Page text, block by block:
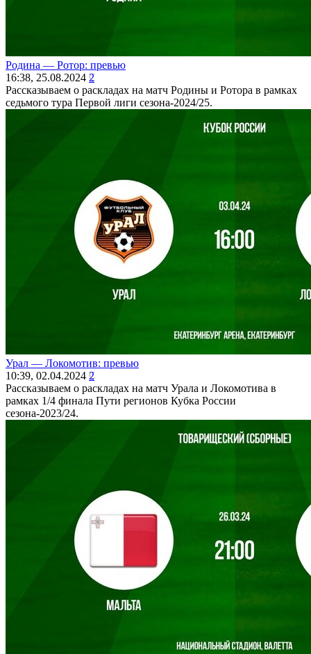
Родина ― Ротор: превью
16:38, 25.08.2024 2
Рассказываем о раскладах на матч Родины и Ротора в рамках
седьмого тура Первой лиги сезона-2024/25.
Урал ― Локомотив: превью
10:39, 02.04.2024 2
Рассказываем о раскладах на матч Урала и Локомотива в
рамках 1/4 финала Пути регионов Кубка России
сезона-2023/24.